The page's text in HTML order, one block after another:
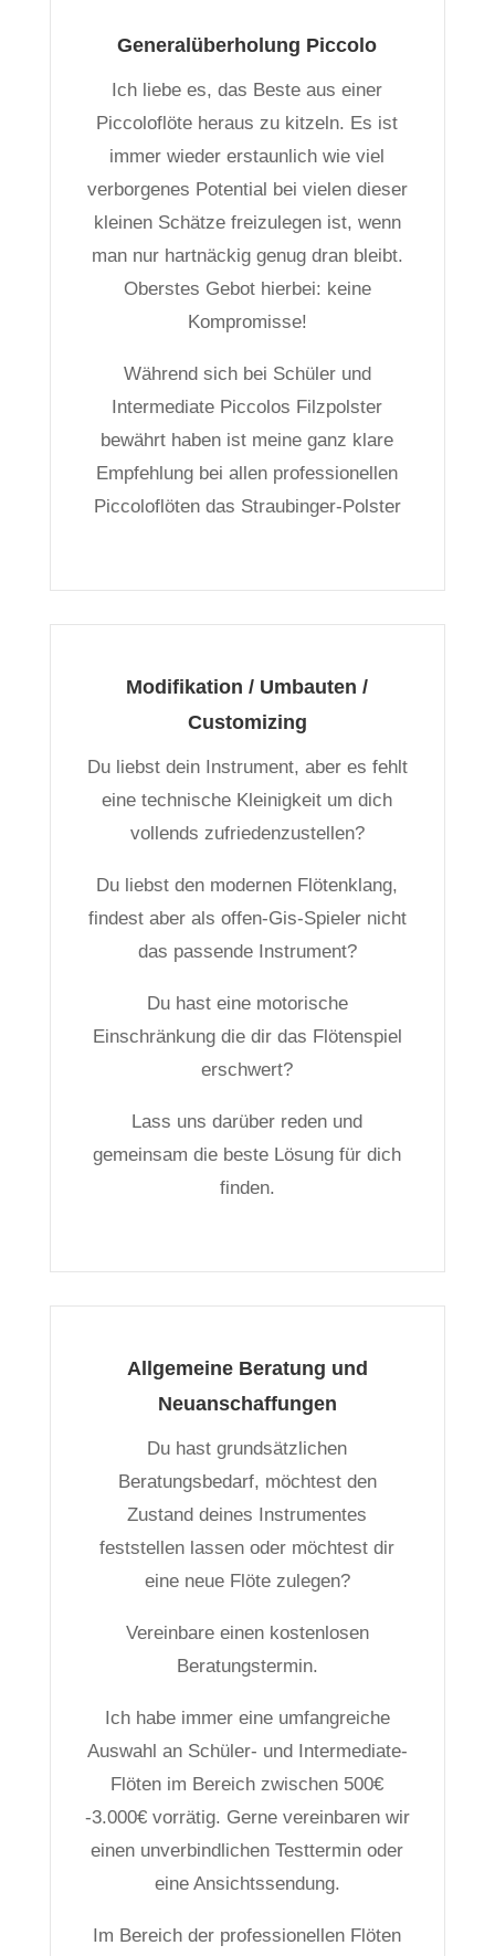
Generalüberholung Piccolo
Ich liebe es, das Beste aus einer
Piccoloflöte heraus zu kitzeln. Es ist
immer wieder erstaunlich wie viel
verborgenes Potential bei vielen dieser
kleinen Schätze freizulegen ist, wenn
man nur hartnäckig genug dran bleibt.
Oberstes Gebot hierbei: keine
Kompromisse!
Während sich bei Schüler und
Intermediate Piccolos Filzpolster
bewährt haben ist meine ganz klare
Empfehlung bei allen professionellen
Piccoloflöten das Straubinger-Polster
Modifikation / Umbauten /
Customizing
Du liebst dein Instrument, aber es fehlt
eine technische Kleinigkeit um dich
vollends zufriedenzustellen?
Du liebst den modernen Flötenklang,
findest aber als offen-Gis-Spieler nicht
das passende Instrument?
Du hast eine motorische
Einschränkung die dir das Flötenspiel
erschwert?
Lass uns darüber reden und
gemeinsam die beste Lösung für dich
finden.
Allgemeine Beratung und
Neuanschaffungen
Du hast grundsätzlichen
Beratungsbedarf, möchtest den
Zustand deines Instrumentes
feststellen lassen oder möchtest dir
eine neue Flöte zulegen?
Vereinbare einen kostenlosen
Beratungstermin.
Ich habe immer eine umfangreiche
Auswahl an Schüler- und Intermediate-
Flöten im Bereich zwischen 500€
-3.000€ vorrätig. Gerne vereinbaren wir
einen unverbindlichen Testtermin oder
eine Ansichtssendung.
Im Bereich der professionellen Flöten